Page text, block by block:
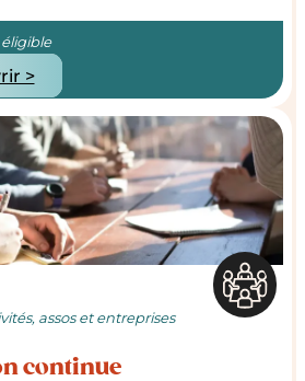
>
assos et entreprises
continue